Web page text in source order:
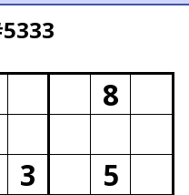
8
3
5